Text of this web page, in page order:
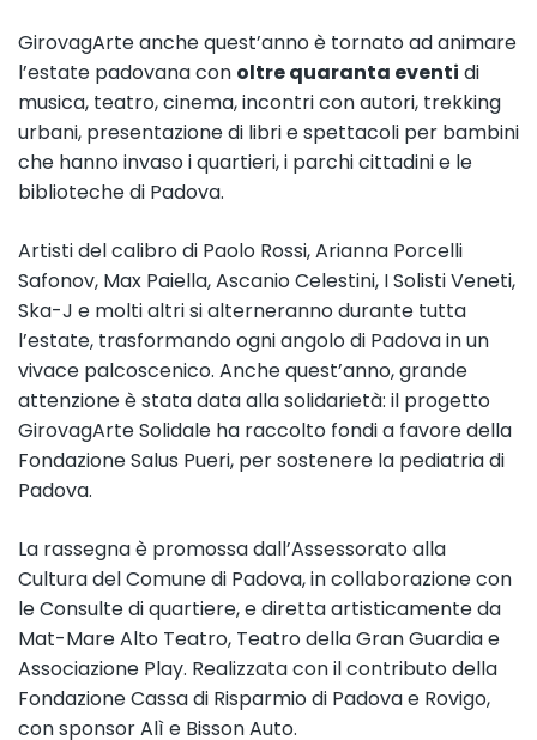
GirovagArte anche quest’anno è tornato ad animare
l’estate padovana con oltre quaranta eventi di
musica, teatro, cinema, incontri con autori, trekking
urbani, presentazione di libri e spettacoli per bambini
che hanno invaso i quartieri, i parchi cittadini e le
biblioteche di Padova.
Artisti del calibro di Paolo Rossi, Arianna Porcelli
Safonov, Max Paiella, Ascanio Celestini, I Solisti Veneti,
Ska-J e molti altri si alterneranno durante tutta
l’estate, trasformando ogni angolo di Padova in un
vivace palcoscenico. Anche quest’anno, grande
attenzione è stata data alla solidarietà: il progetto
GirovagArte Solidale ha raccolto fondi a favore della
Fondazione Salus Pueri, per sostenere la pediatria di
Padova.
La rassegna è promossa dall’Assessorato alla
Cultura del Comune di Padova, in collaborazione con
le Consulte di quartiere, e diretta artisticamente da
Mat-Mare Alto Teatro, Teatro della Gran Guardia e
Associazione Play. Realizzata con il contributo della
Fondazione Cassa di Risparmio di Padova e Rovigo,
con sponsor Alì e Bisson Auto.